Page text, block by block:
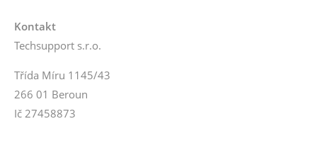
Kontakt
Techsupport s.r.o.
Třída Míru 1145/43
266 01 Beroun
Ič 27458873